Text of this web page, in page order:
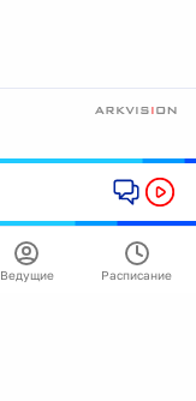
Ведущие Расписание